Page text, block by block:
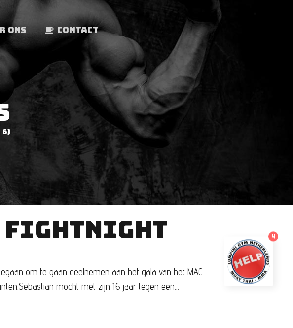
ONS CONTACT
6)
FIGHTNIGHT
om te gaan deelnemen aan het gala van het MAC.
mocht met zijn 16 jaar tegen een...
4